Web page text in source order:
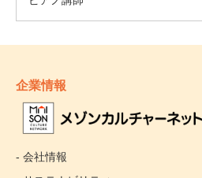
企業情報
- 会社情報